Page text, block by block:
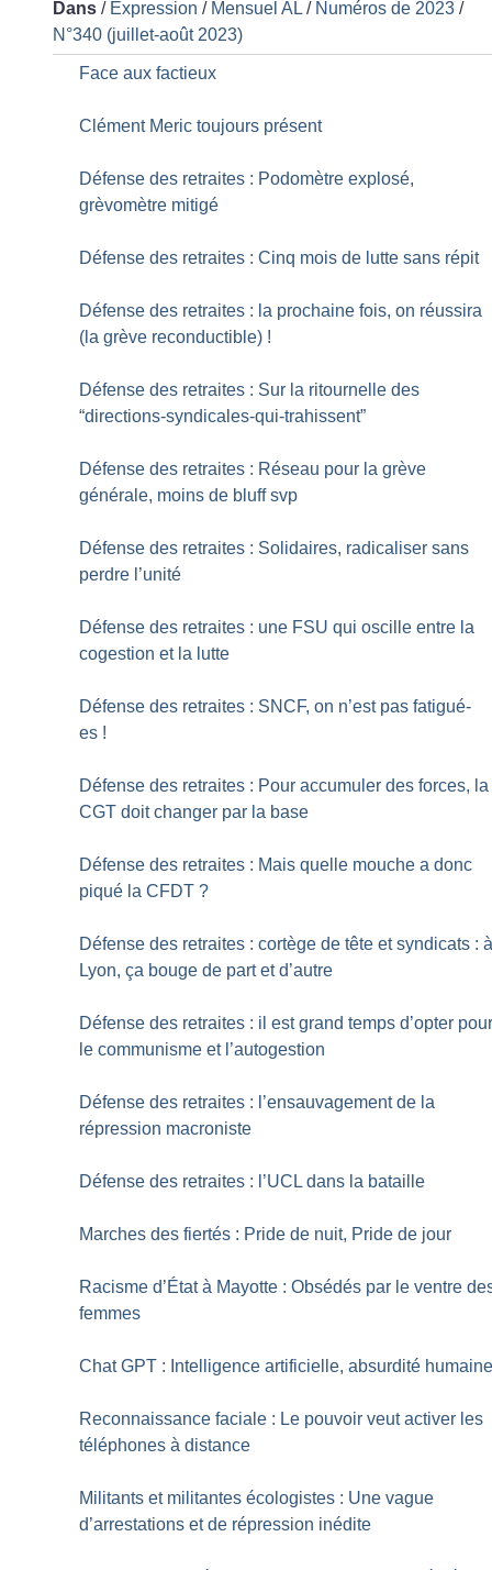
Dans / Expression / Mensuel AL / Numéros de 2023 /
N°340 (juillet-août 2023)
Face aux factieux
Clément Meric toujours présent
Défense des retraites : Podomètre explosé,
grèvomètre mitigé
Défense des retraites : Cinq mois de lutte sans répit
Défense des retraites : la prochaine fois, on réussira
(la grève reconductible) !
Défense des retraites : Sur la ritournelle des
“directions-syndicales-qui-trahissent”
Défense des retraites : Réseau pour la grève
générale, moins de bluff svp
Défense des retraites : Solidaires, radicaliser sans
perdre l’unité
Défense des retraites : une FSU qui oscille entre la
cogestion et la lutte
Défense des retraites : SNCF, on n’est pas fatigué-
es !
Défense des retraites : Pour accumuler des forces, la
CGT doit changer par la base
Défense des retraites : Mais quelle mouche a donc
piqué la CFDT ?
Défense des retraites : cortège de tête et syndicats :
Lyon, ça bouge de part et d’autre
Défense des retraites : il est grand temps d’opter
le communisme et l’autogestion
Défense des retraites : l’ensauvagement de la
répression macroniste
Défense des retraites : l’UCL dans la bataille
Marches des fiertés : Pride de nuit, Pride de jour
Racisme d’État à Mayotte : Obsédés par le ventre
femmes
Chat GPT : Intelligence artificielle, absurdité
Reconnaissance faciale : Le pouvoir veut activer les
téléphones à distance
Militants et militantes écologistes : Une vague
d’arrestations et de répression inédite